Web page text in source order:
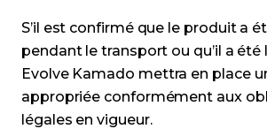
S’il est confirmé que le produit a
pendant le transport ou qu’il a été
Evolve Kamado mettra en place
appropriée conformément aux
légales en vigueur.